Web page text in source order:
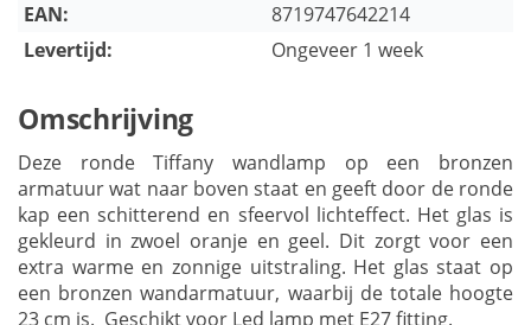
EAN:
8719747642214
Levertijd:
Ongeveer 1 week
Omschrijving
Deze ronde Tiffany wandlamp op een bronzen
armatuur wat naar boven staat en geeft door de ronde
kap een schitterend en sfeervol lichteffect. Het glas is
gekleurd in zwoel oranje en geel. Dit zorgt voor een
extra warme en zonnige uitstraling. Het glas staat op
een bronzen wandarmatuur, waarbij de totale hoogte
23 cm is. Geschikt voor Led lamp met E27 fitting.